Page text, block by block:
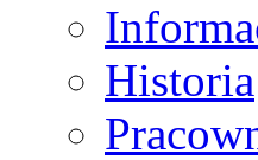
Historia